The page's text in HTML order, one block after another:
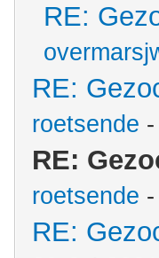
RE:
RE:
roetsende
RE:
roetsende
RE: